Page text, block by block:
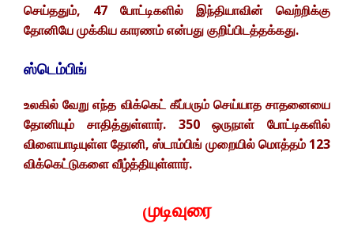
செய்ததும், 47 போட்டிகளில் இந்தியாவின் வெற்றிக்கு
தோனியே முக்கிய காரணம் என்பது குறிப்பிடத்தக்கது.
ஸ்டெம்பிங்
உலகில் வேறு எந்த விக்கெட் கீப்பரும் செய்யாத சாதனையை
தோனியும் சாதித்துள்ளார். 350 ஒருநாள் போட்டிகளில்
விளையாடியுள்ள தோனி, ஸ்டாம்பிங் முறையில் மொத்தம் 123
விக்கெட்டுகளை வீழ்த்தியுள்ளார்.
முடிவுரை